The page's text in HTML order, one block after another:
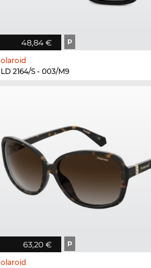
48,84 € P
2164/S - 003/M9
63,20 € P